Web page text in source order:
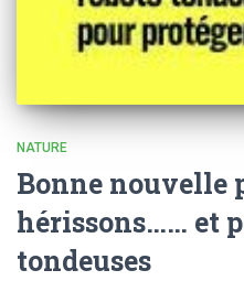
NATURE
Bonne nouvelle
hérissons…… et
tondeuses